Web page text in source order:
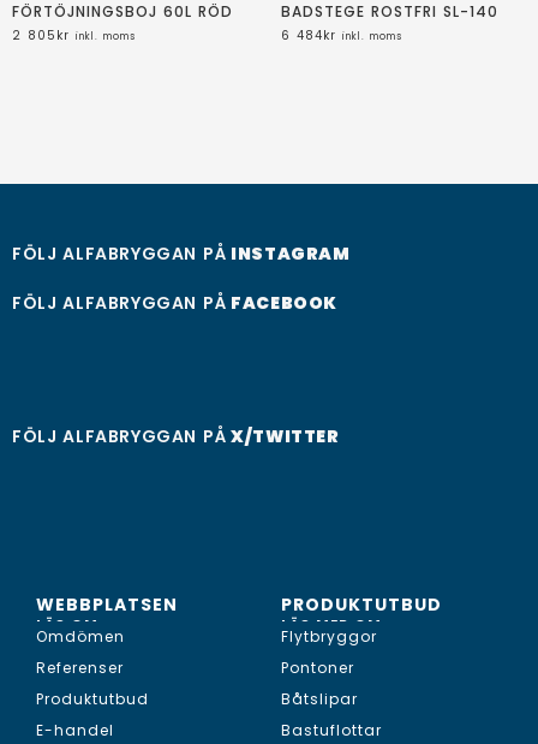
FÖRTÖJNINGSBOJ 60L RÖD
2 805 kr inkl. moms
BADSTEGE ROSTFRI SL-140
6 484kr inkl. moms
FÖLJ ALFABRYGGAN PÅ INSTAGRAM
FÖLJ ALFABRYGGAN PÅ FACEBOOK
FÖLJ ALFABRYGGAN PÅ X/TWITTER
WEBBPLATSEN
LÄS OM...
Omdömen
Referenser
Produktutbud
E-handel
PRODUKTUTBUD
LÄS MER OM...
Flytbryggor
Pontoner
Båtslipar
Bastuflottar